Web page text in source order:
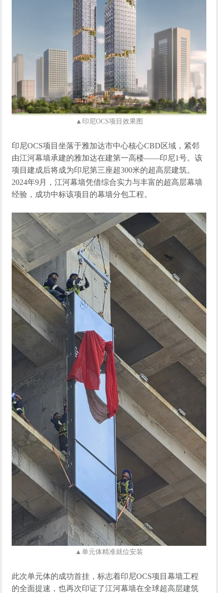
▲印尼OCS项目效果图
印尼OCS项目坐落于雅加达市中心核心CBD区域，紧邻
由江河幕墙承建的雅加达在建第一高楼——印尼1号。该
项目建成后将成为印尼第三座超300米的超高层建筑。
2024年9月，江河幕墙凭借综合实力与丰富的超高层幕墙
经验，成功中标该项目的幕墙分包工程。
▲ 单元体精准就位安装
此次单元体的成功首挂 ，标志着印尼OCS项目幕墙工程
的全面提速 ，也再次印证了江河幕墙在全球超高层建筑